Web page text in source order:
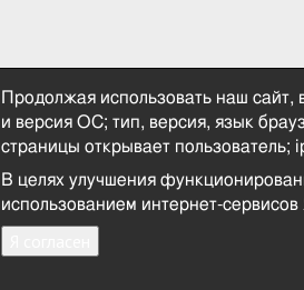
Продолжая использовать наш сайт,
и версия ОС; тип, версия, язык
страницы открывает пользователь;
В целях улучшения
использованием интернет-